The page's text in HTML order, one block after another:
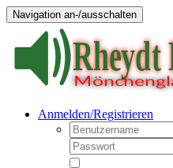
Navigation an-/ausschalten
Anmelden/Registrieren